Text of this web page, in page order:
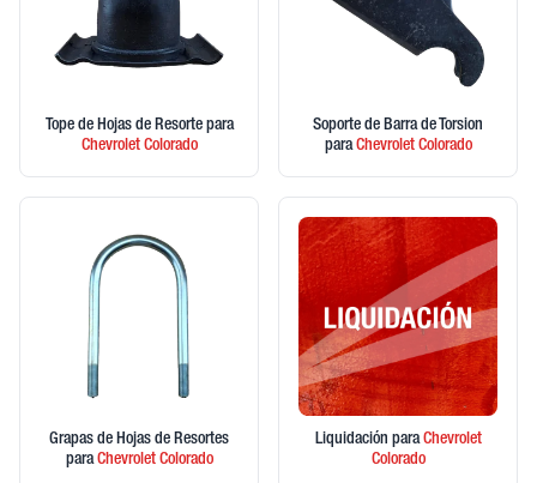
Tope de Hojas de Resorte para
ChevroletColorado
Soporte de Barra de Torsion
paraChevroletColorado
Grapas de Hojas de Resortes
paraChevroletColorado
Liquidación paraChevrolet
Colorado